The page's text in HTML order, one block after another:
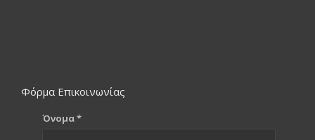
Φόρμα Επικοινωνίας
Όνομα *